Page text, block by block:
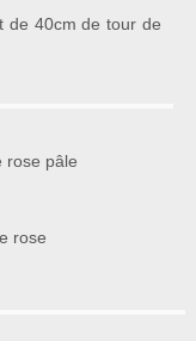
de 40cm de tour de
rose pâle
rose